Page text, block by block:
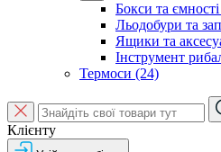
Бокси та
Льодобури та
Ящики та
Інструмент
Термоси (24)
Клієнту